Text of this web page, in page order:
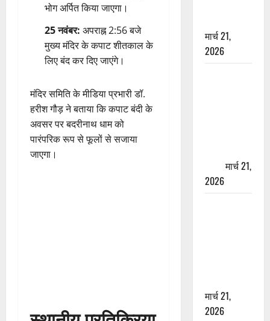
भोग अर्पित किया जाएगा।
25 नवंबर: अपराह्न 2:56 बजे
मुख्य मंदिर के कपाट शीतकाल के
लिए बंद कर दिए जाएंगे।
मंदिर समिति के मीडिया प्रभारी डॉ.
हरीश गौड़ ने बताया कि कपाट बंदी के
अवसर पर बदरीनाथ धाम को
पारंपरिक रूप से फूलों से सजाया
जाएगा।
मार्च 21,
2026
मार्च 21,
2026
मार्च 21,
2026